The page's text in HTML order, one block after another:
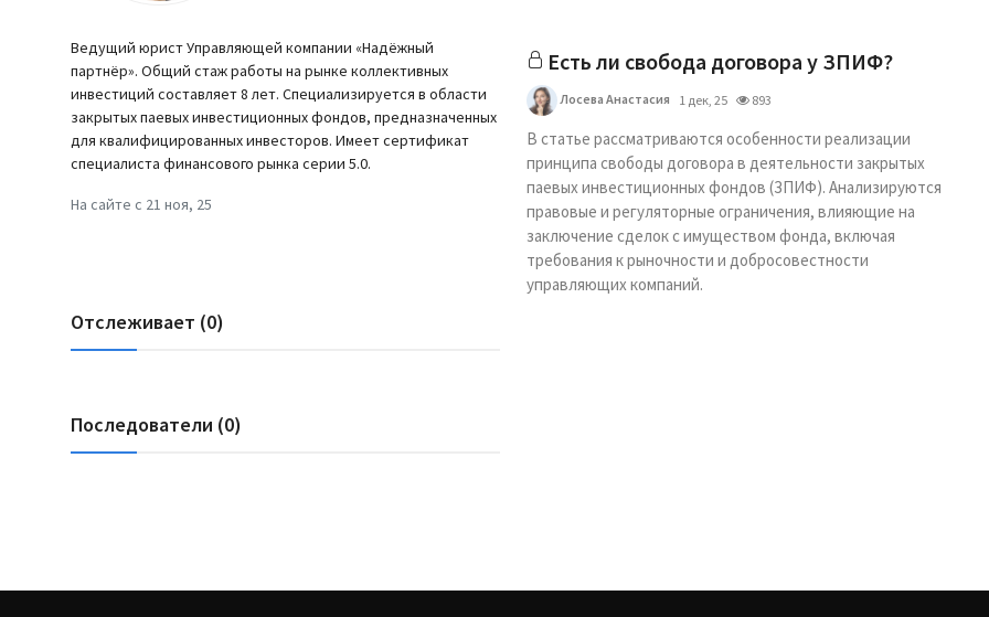
База знаний
Подписка
Ведущий юрист Управляющей компании «Надёжный
партнёр». Общий стаж работы на рынке коллективных
инвестиций составляет 8 лет. Специализируется в области
закрытых паевых инвестиционных фондов, предназначенных
для квалифицированных инвесторов. Имеет сертификат
специалиста финансового рынка серии 5.0.
На сайте с 21 ноя, 25
Отслеживает (0)
Последователи (0)
Есть ли свобода договора у ЗПИФ?
Лосева Анастасия 1 дек, 25 893
В статье рассматриваются особенности реализации
принципа свободы договора в деятельности закрытых
паевых инвестиционных фондов (ЗПИФ). Анализируются
правовые и регуляторные ограничения, влияющие на
заключение сделок с имуществом фонда, включая
требования к рыночности и добросовестности
управляющих компаний.